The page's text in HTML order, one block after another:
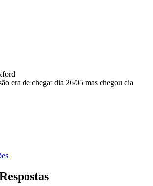
era de chegar dia 26/05 mas chegou dia